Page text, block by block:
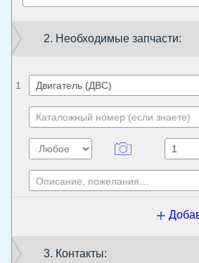
2. Необходимые запчасти:
1
3. Контакты: